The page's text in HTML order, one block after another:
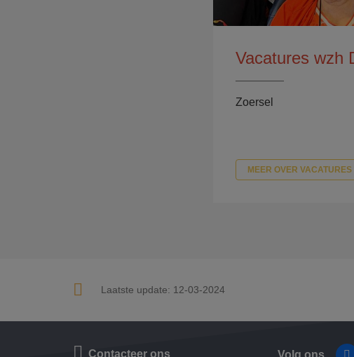
Vacatures wzh
Zoersel
MEER OVER
Laatste update: 12-03-2024
Contacteer ons Volg ons